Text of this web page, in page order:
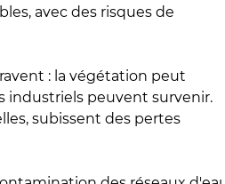
avec des risques de
: la végétation peut
industriels peuvent survenir.
subissent des pertes